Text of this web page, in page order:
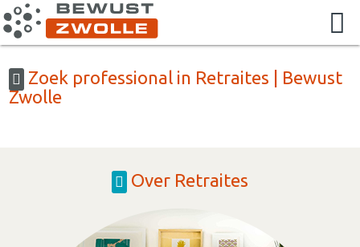
Zoek professional in Retraites | Bewust
Zwolle
Over Retraites